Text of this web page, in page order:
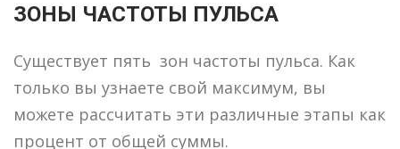
ЗОНЫ ЧАСТОТЫ ПУЛЬСА
Существует пять зон частоты пульса. Как
только вы узнаете свой максимум, вы
можете рассчитать эти различные этапы как
процент от общей суммы.